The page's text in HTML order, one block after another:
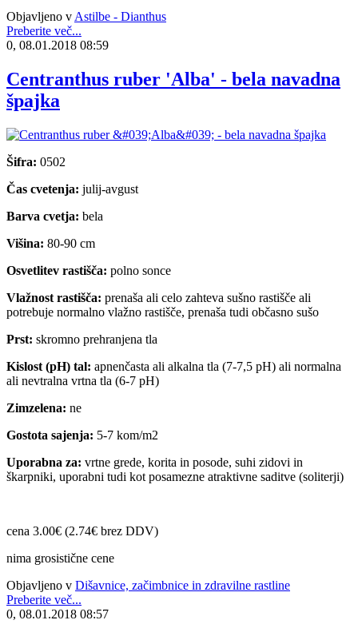
Objavljeno v Astilbe - Dianthus
Preberite več...
0, 08.01.2018 08:59
Centranthus ruber 'Alba' - bela navadna
špajka
Šifra: 0502
Čas cvetenja: julij-avgust
Barva cvetja: bela
Višina: 80-90 cm
Osvetlitev rastišča: polno sonce
Vlažnost rastišča: prenaša ali celo zahteva sušno rastišče ali
potrebuje normalno vlažno rastišče, prenaša tudi občasno sušo
Prst: skromno prehranjena tla
Kislost (pH) tal: apnenčasta ali alkalna tla (7-7,5 pH) ali normalna
ali nevtralna vrtna tla (6-7 pH)
Zimzelena: ne
Gostota sajenja: 5-7 kom/m2
Uporabna za: vrtne grede, korita in posode, suhi zidovi in
škarpniki, uporabni tudi kot posamezne atraktivne saditve (soliterji)
cena 3.00€ (2.74€ brez DDV)
nima grosistične cene
Objavljeno v Dišavnice, začimbnice in zdravilne rastline
Preberite več...
0, 08.01.2018 08:57